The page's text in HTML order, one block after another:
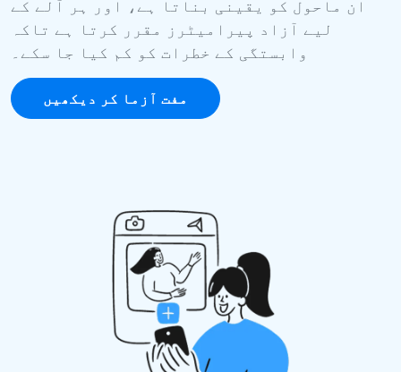
ان ماحول کو یقینی بناتا ہے، اور ہر آلے کے
لیے آزاد پیرامیٹرز مقرر کرتا ہے تاکہ
وابستگی کے خطرات کو کم کیا جا سکے۔
مفت آزما کر دیکھیں